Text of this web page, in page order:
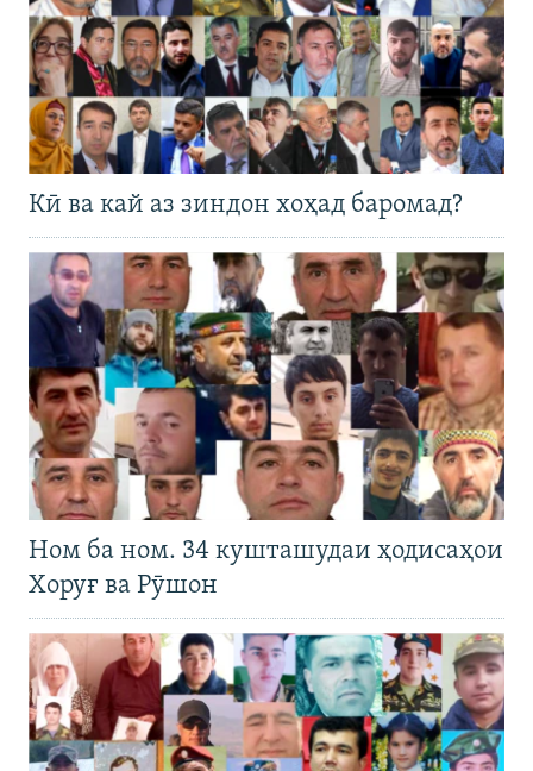
Кӣ ва кай аз зиндон хоҳад баромад?
Ном ба ном. 34 кушташудаи ҳодисаҳои
Хоруғ ва Рӯшон